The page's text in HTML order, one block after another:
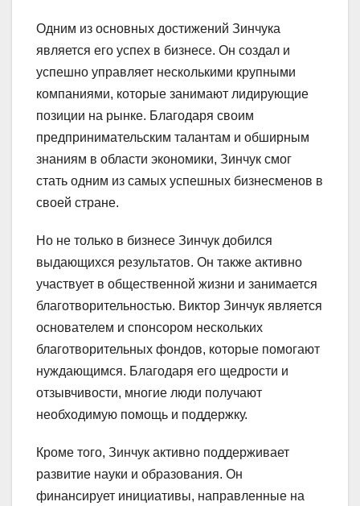
Одним из основных достижений Зинчука
является его успех в бизнесе. Он создал и
успешно управляет несколькими крупными
компаниями, которые занимают лидирующие
позиции на рынке. Благодаря своим
предпринимательским талантам и обширным
знаниям в области экономики, Зинчук смог
стать одним из самых успешных бизнесменов в
своей стране.
Но не только в бизнесе Зинчук добился
выдающихся результатов. Он также активно
участвует в общественной жизни и занимается
благотворительностью. Виктор Зинчук является
основателем и спонсором нескольких
благотворительных фондов, которые помогают
нуждающимся. Благодаря его щедрости и
отзывчивости, многие люди получают
необходимую помощь и поддержку.
Кроме того, Зинчук активно поддерживает
развитие науки и образования. Он
финансирует инициативы, направленные на